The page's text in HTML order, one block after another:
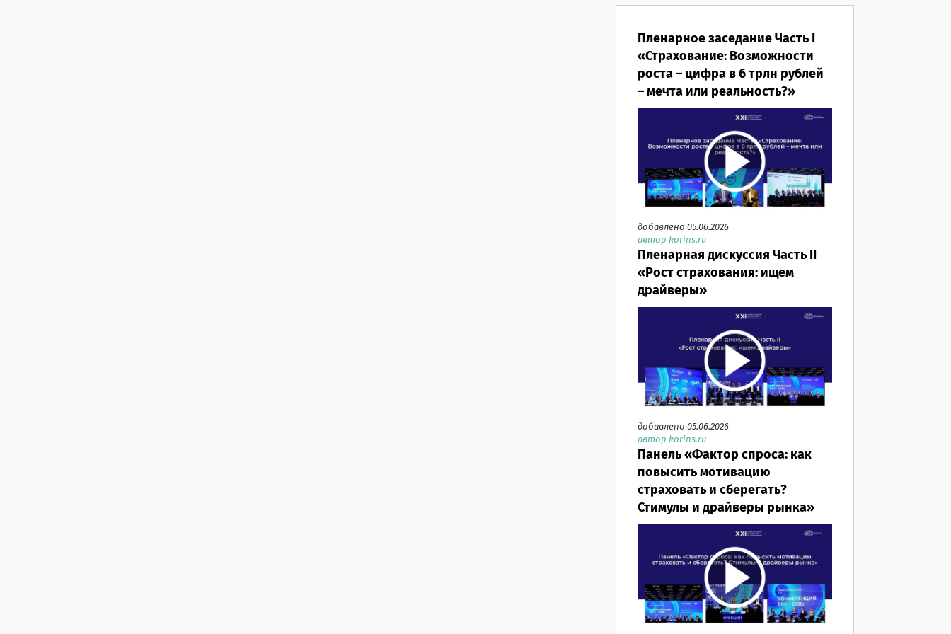
Пленарное заседание Часть I
«Страхование: Возможности
роста – цифра в 6 трлн рублей
– мечта или реальность?»
добавлено 05.06.2026
автор korins.ru
Пленарная дискуссия Часть II
«Рост страхования: ищем
драйверы»
добавлено 05.06.2026
автор korins.ru
Панель «Фактор спроса: как
повысить мотивацию
страховать и сберегать?
Стимулы и драйверы рынка»